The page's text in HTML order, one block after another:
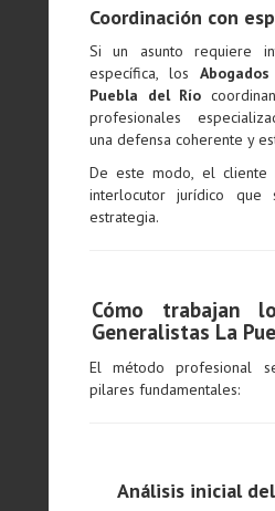
Coordinación con
Si un asunto requiere
específica, los
Puebla del Río
profesionales
una defensa coherente y
De este modo, el cliente
interlocutor jurídico que
estrategia.
Cómo trabajan
Generalistas La
El método profesional
pilares fundamentales:
Análisis inicial